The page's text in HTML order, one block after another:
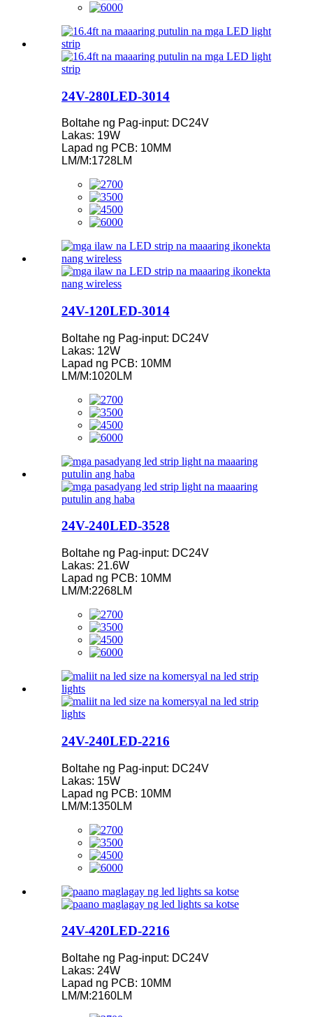
24V-280LED-3014
Boltahe ng Pag-input: DC24V
Lakas: 19W
Lapad ng PCB: 10MM
LM/M:1728LM
24V-120LED-3014
Boltahe ng Pag-input: DC24V
Lakas: 12W
Lapad ng PCB: 10MM
LM/M:1020LM
24V-240LED-3528
Boltahe ng Pag-input: DC24V
Lakas: 21.6W
Lapad ng PCB: 10MM
LM/M:2268LM
24V-240LED-2216
Boltahe ng Pag-input: DC24V
Lakas: 15W
Lapad ng PCB: 10MM
LM/M:1350LM
24V-420LED-2216
Boltahe ng Pag-input: DC24V
Lakas: 24W
Lapad ng PCB: 10MM
LM/M:2160LM